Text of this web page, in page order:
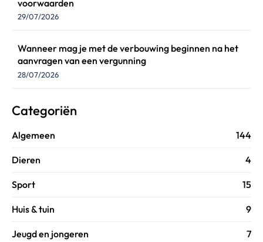
voorwaarden
29/07/2026
Wanneer mag je met de verbouwing beginnen na het
aanvragen van een vergunning
28/07/2026
Categoriën
Algemeen 144
Dieren 4
Sport 15
Huis & tuin 9
Jeugd en jongeren 7